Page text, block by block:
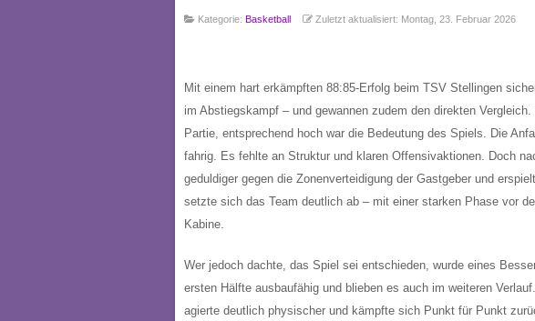
Kategorie: Basketball Zuletzt aktualisiert: Montag, 23. Februar 2026
Mit einem hart erkämpften 88:85-Erfolg beim TSV Stellingen
im Abstiegskampf – und gewannen zudem den direkten
Partie, entsprechend hoch war die Bedeutung des Spiels. Die
fahrig. Es fehlte an Struktur und klaren Offensivaktionen. Doch
geduldiger gegen die Zonenverteidigung der Gastgeber und
setzte sich das Team deutlich ab – mit einer starken Phase vor
Kabine.
Wer jedoch dachte, das Spiel sei entschieden, wurde eines
ersten Hälfte ausbaufähig und blieben es auch im weiteren
agierte deutlich physischer und kämpfte sich Punkt für Punkt